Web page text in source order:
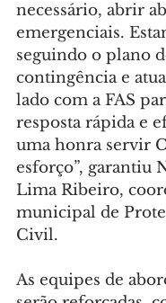
necessário, abrir
emergenciais.
seguindo o plano
contingência e
lado com a FAS
resposta rápida e
uma honra servir
esforço”, garantiu
Lima Ribeiro,
municipal de
Civil.
As equipes de